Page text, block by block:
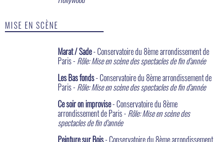
MISE EN SCÈNE
Marat / Sade- Conservatoire du 8ème arrondissement de
Paris - Rôle: Mise en scène des spectacles de fin d'année
Les Bas fonds- Conservatoire du 8ème arrondissement de
Paris - Rôle: Mise en scène des spectacles de fin d'année
Ce soir on improvise- Conservatoire du 8ème
arrondissement de Paris - Rôle: Mise en scène des
spectacles de fin d'année
Peinture sur Bois- Conservatoire du 8ème arrondissement